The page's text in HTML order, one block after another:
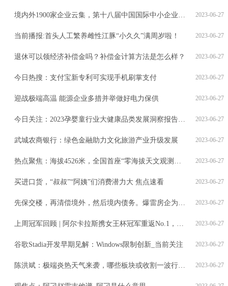
2023-06-27
境内外1900家企业云集，第十八届中国国际中小企业博览会今在广州开幕 快资讯
2023-06-27
当前播报:首头人工繁养雌性江豚“小久久”满周岁啦！
2023-06-27
退休可以领经济补偿金吗？补偿金计算方法是怎么样？
2023-06-27
今日热搜：支付宝新专利可实现手机刷掌支付
2023-06-27
迎战极端高温 能源企业多措并举做好电力保供
2023-06-27
今日关注：2023孕婴童行业大健康品类发展洞察报告在沪发布
2023-06-27
武城农商银行：绿色金融助力文化旅游产业升级发展
2023-06-27
热点聚焦：海拔4526米，全国首座“零海拔天文观测站”交付
2023-06-27
买进口货，“叔叔”“阿姨”们消费潜力大 焦点速看
2023-06-27
先保交楼，再清偿境外，然后境内债务。爆雷房企为何这样排序？-世界微资讯
2023-06-27
上周冠军回顾 | 阿尔卡拉斯携女王杯冠军重返No.1，布勃里克战胜卢布列夫哈雷夺冠
2023-06-27
谷歌Stadia开发早期见解：Windows限制创新_当前关注
2023-06-27
陈洪斌：极端炎热天气来袭，哪些板块或收割一波行情？